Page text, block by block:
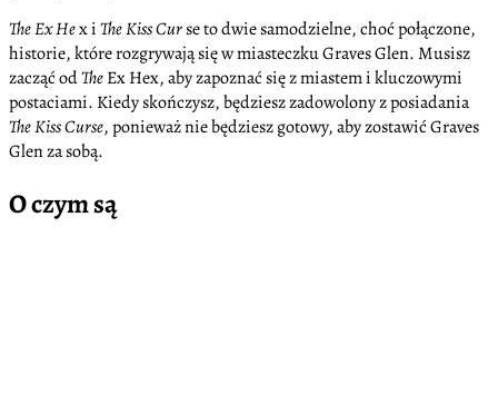
The Ex Hex iThe Kiss Curse to dwie samodzielne, choć połączone,
historie, które rozgrywają się w miasteczku Graves Glen. Musisz
zacząć odTheEx Hex, aby zapoznać się z miastem i kluczowymi
postaciami. Kiedy skończysz, będziesz zadowolony z posiadania
The Kiss Curse, ponieważ nie będziesz gotowy, aby zostawić Graves
Glen za sobą.
O czym są